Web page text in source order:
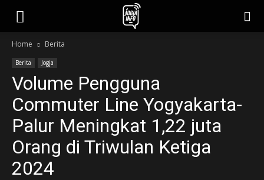
jogjainfo.id
Home Berita
Berita Jogja
Volume Pengguna
Commuter Line Yogyakarta-
Palur Meningkat 1,22 juta
Orang di Triwulan Ketiga
2024